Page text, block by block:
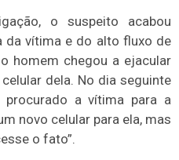
o suspeito acabou
da vítima e do alto fluxo de
homem chegou a ejacular
dela. No dia seguinte
a vítima para a
novo celular para ela, mas
o fato”.